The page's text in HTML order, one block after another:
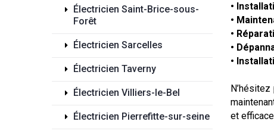
Électricien Saint-Brice-sous-
Forêt
Électricien Sarcelles
Électricien Taverny
Électricien Villiers-le-Bel
Électricien Pierrefitte-sur-seine
•
•
•
•
•
et